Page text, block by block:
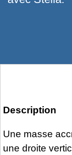
Description
Une masse
une droite